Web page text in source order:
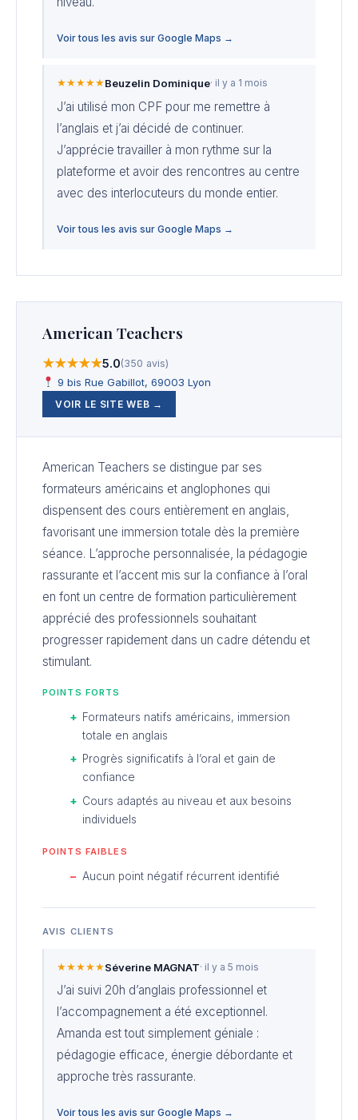
Voir tous les avis sur Google Maps →
★★★★★Beuzelin Dominique· il y a 1 mois
J’ai utilisé mon CPF pour me remettre à
l’anglais et j’ai décidé de continuer.
J’apprécie travailler à mon rythme sur la
plateforme et avoir des rencontres au centre
avec des interlocuteurs du monde entier.
Voir tous les avis sur Google Maps →
American Teachers
★★★★★5.0(350 avis)
9 bis Rue Gabillot, 69003 Lyon
VOIR LE SITE WEB →
American Teachers se distingue par ses
formateurs américains et anglophones qui
dispensent des cours entièrement en anglais,
favorisant une immersion totale dès la première
séance. L’approche personnalisée, la pédagogie
rassurante et l’accent mis sur la confiance à l’oral
en font un centre de formation particulièrement
apprécié des professionnels souhaitant
progresser rapidement dans un cadre détendu et
stimulant.
POINTS FORTS
Formateurs natifs américains, immersion
totale en anglais
Progrès significatifs à l’oral et gain de
confiance
Cours adaptés au niveau et aux besoins
individuels
POINTS FAIBLES
Aucun point négatif récurrent identifié
AVIS CLIENTS
★★★★★Séverine MAGNAT· il y a 5 mois
J’ai suivi 20h d’anglais professionnel et
l’accompagnement a été exceptionnel.
Amanda est tout simplement géniale :
pédagogie efficace, énergie débordante et
approche très rassurante.
Voir tous les avis sur Google Maps →